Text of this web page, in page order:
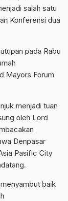
salah satu
Konferensi dua
pada Rabu
Mayors Forum
menjadi tuan
oleh Lord
Denpasar
Pasific City
baik